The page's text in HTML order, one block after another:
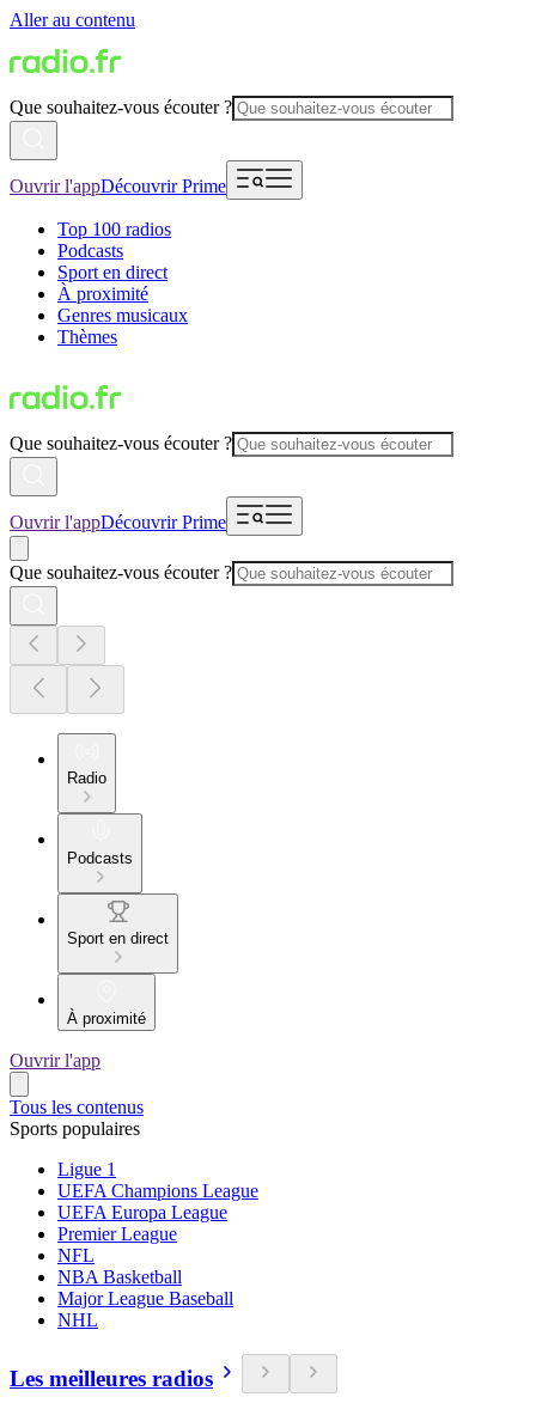
Aller au contenu
Que souhaitez-vous écouter ?
Ouvrir l'appDécouvrir Prime
Top 100 radios
Podcasts
Sport en direct
À proximité
Genres musicaux
Thèmes
Que souhaitez-vous écouter ?
Ouvrir l'appDécouvrir Prime
Que souhaitez-vous écouter ?
Radio
Podcasts
Sport en direct
À proximité
Ouvrir l'app
Tous les contenus
Sports populaires
Ligue 1
UEFA Champions League
UEFA Europa League
Premier League
NFL
NBA Basketball
Major League Baseball
NHL
Les meilleures radios